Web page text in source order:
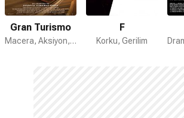
Gran Turismo
Macera, Aksiyon, Dram
F
Korku, Gerilim